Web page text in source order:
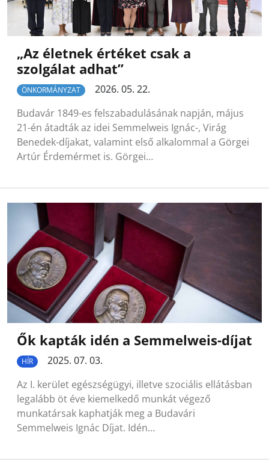
„Az életnek értéket csak a
szolgálat adhat”
ÖNKORMÁNYZAT
2026. 05. 22.
Budavár 1849-es felszabadulásának napján, május
21-én átadták az idei Semmelweis Ignác-, Virág
Benedek-díjakat, valamint első alkalommal a Görgei
Artúr Érdemérmet is. Görgei…
Ők kapták idén a Semmelweis-díjat
HÍR
2025. 07. 03.
Az I. kerület egészségügyi, illetve szociális ellátásban
legalább öt éve kiemelkedő munkát végező
munkatársak kaphatják meg a Budavári
Semmelweis Ignác Díjat. Idén…